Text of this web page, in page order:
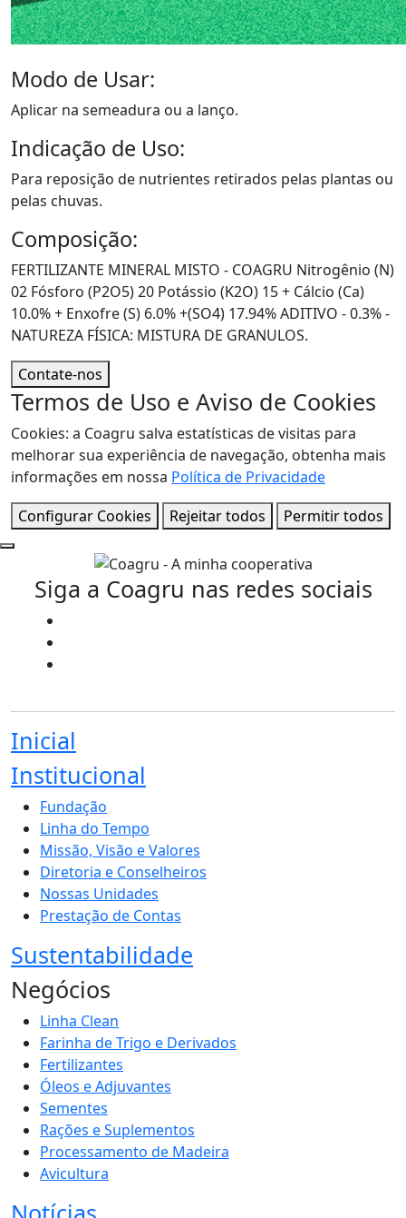
Modo de Usar:
Aplicar na semeadura ou a lanço.
Indicação de Uso:
Para reposição de nutrientes retirados pelas plantas ou
pelas chuvas.
Composição:
FERTILIZANTE MINERAL MISTO - COAGRU Nitrogênio (N)
02 Fósforo (P2O5) 20 Potássio (K2O) 15 + Cálcio (Ca)
10.0% + Enxofre (S) 6.0% +(SO4) 17.94% ADITIVO - 0.3% -
NATUREZA FÍSICA: MISTURA DE GRANULOS.
Contate-nos
Termos de Uso e Aviso de Cookies
Cookies: a Coagru salva estatísticas de visitas para
melhorar sua experiência de navegação, obtenha mais
informações em nossa Política de Privacidade
Configurar Cookies
Rejeitar todos Permitir todos
Siga a Coagru nas redes sociais
Inicial
Institucional
Fundação
Linha do Tempo
Missão, Visão e Valores
Diretoria e Conselheiros
Nossas Unidades
Prestação de Contas
Sustentabilidade
Negócios
Linha Clean
Farinha de Trigo e Derivados
Fertilizantes
Óleos e Adjuvantes
Sementes
Rações e Suplementos
Processamento de Madeira
Avicultura